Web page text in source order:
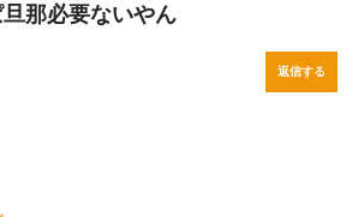
那必要ないやん
返信する